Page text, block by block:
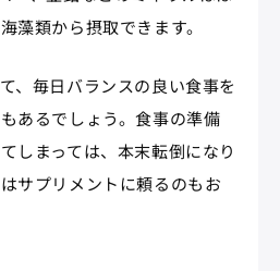
藻類から摂取できます。
、毎日バランスの良い食事を
あるでしょう。食事の準備
しまっては、本末転倒になり
サプリメントに頼るのもお